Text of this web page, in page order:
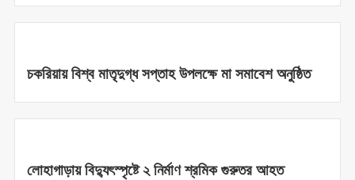
চকরিয়ায় বিশ্ব মাতৃদুগ্ধ সপ্তাহ উপলক্ষে মা সমাবেশ অনুষ্ঠিত
লোহাগাড়ায় বিদ্যুৎস্পৃষ্টে ২ নির্মাণ শ্রমিক গুরুতর আহত